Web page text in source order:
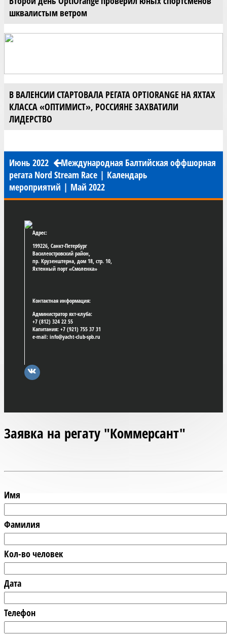
шквалистым ветром
В ВАЛЕНСИИ СТАРТОВАЛА РЕГАТА OPTIORANGE НА ЯХТАХ
КЛАССА «ОПТИМИСТ», РОССИЯНЕ ЗАХВАТИЛИ
ЛИДЕРСТВО
Июнь 2022
Международная Балтийская оффшорная
регата Nord Stream Race | Календарь
мероприятий | Май 2022
Адрес:
199226, Санкт-Петербург
Василеостровский район,
пр. Крузенштерна, дом 18, стр. 10,
Яхтенный порт «Смоленка»
Контактная информация:
Администратор яхт-клуба:
+7 (812) 324 22 55
Капитания: +7 (921) 755 37 31
e-mail: info@yacht-club-spb.ru
Заявка на регату "Коммерсант"
Имя
Фамилия
Кол-во человек
Дата
Телефон